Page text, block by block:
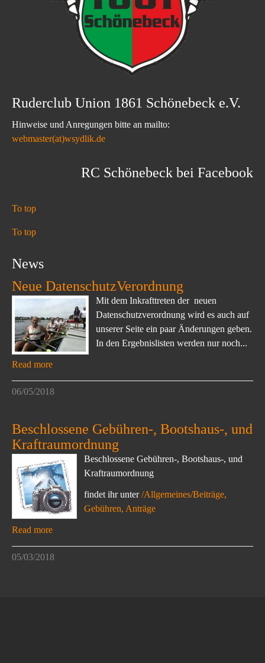
Ruderclub Union 1861 Schönebeck e.V.
Hinweise und Anregungen bitte an mailto:
webmaster(at)wsydlik.de
RC Schönebeck bei Facebook
To top
To top
News
Neue DatenschutzVerordnung
Mit dem Inkrafttreten der neuen
Datenschutzverordnung wird es auch auf
unserer Seite ein paar Änderungen geben.
In den Ergebnislisten werden nur noch...
Read more
06/05/2018
Beschlossene Gebühren-, Bootshaus-, und
Kraftraumordnung
Beschlossene Gebühren-, Bootshaus-, und
Kraftraumordnung
findet ihr unter/Allgemeines/Beiträge,
Gebühren, Anträge
Read more
05/03/2018